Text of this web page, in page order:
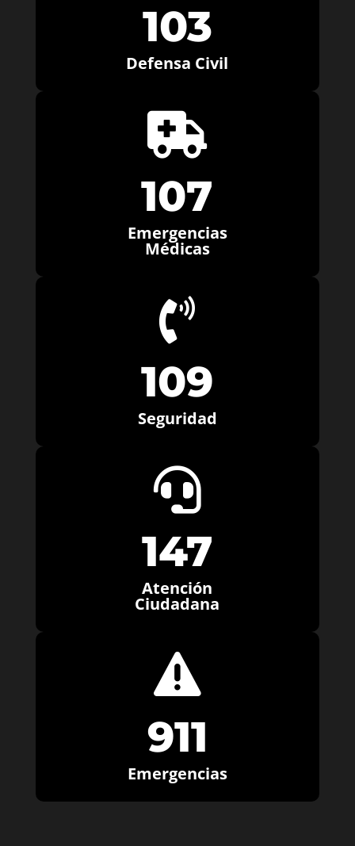
103
Defensa Civil

107
Emergencias
Médicas

109
Seguridad

147
Atención
Ciudadana

911
Emergencias